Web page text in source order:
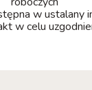
w ustalany
w celu